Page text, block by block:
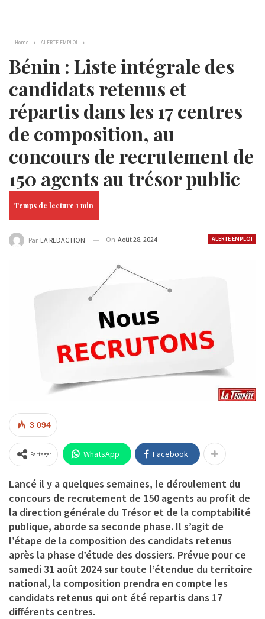
Home ALERTE EMPLOI
Bénin : Liste intégrale des
candidats retenus et
répartis dans les 17 centres
de composition, au
concours de recrutement de
150 agents au trésor public
ALERTE EMPLOI
Par LA REDACTION On Août 28, 2024
3 094
Partager WhatsApp Facebook
Lancé il y a quelques semaines, le déroulement du
concours de recrutement de 150 agents au profit de
la direction générale du Trésor et de la comptabilité
publique, aborde sa seconde phase. Il s’agit de
l’étape de la composition des candidats retenus
après la phase d’étude des dossiers. Prévue pour ce
samedi 31 août 2024 sur toute l’étendue du territoire
national, la composition prendra en compte les
candidats retenus qui ont été repartis dans 17
différents centres.